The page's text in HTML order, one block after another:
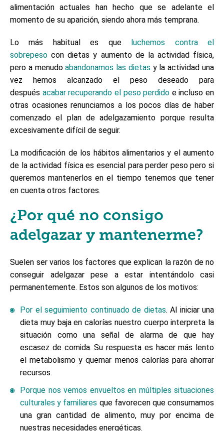
alimentación actuales han hecho que se adelante el
momento de su aparición, siendo ahora más temprana.
Lo más habitual es que luchemos contra el
sobrepeso con dietas y aumento de la actividad física,
pero a menudoabandonamos las dietas y la actividad una
vez hemos alcanzado el peso deseado para
después acabar recuperando el peso perdido e incluso en
otras ocasiones renunciamos a los pocos días de haber
comenzado el plan de adelgazamiento porque resulta
excesivamente difícil de seguir.
La modificación de los hábitos alimentarios y el aumento
de la actividad física es esencial para perder peso pero si
queremos mantenerlos en el tiempo tenemos que tener
en cuenta otros factores.
¿Por qué no consigo
adelgazar y mantenerme?
Suelen ser varios los factores que explican la razón de no
conseguir adelgazar pese a estar intentándolo casi
permanentemente. Estos son algunos de los motivos:
Por el seguimiento continuado de dietas. Al iniciar una
dieta muy baja en calorías nuestro cuerpo interpreta la
situación como una señal de alarma de que hay
escasez de comida. Su respuesta es hacer más lento
el metabolismo y quemar menos calorías para ahorrar
recursos.
Porque nos vemos envueltos en múltiples situaciones
culturales y familiares que favorecen que consumamos
una gran cantidad de alimento, muy por encima de
nuestras necesidades energéticas.